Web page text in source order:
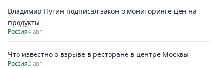
Владимир Путин подписал закон о мониторинге цен на
продукты
Россия4 авг
Что известно о взрыве в ресторане в центре Москвы
Россия2 авг